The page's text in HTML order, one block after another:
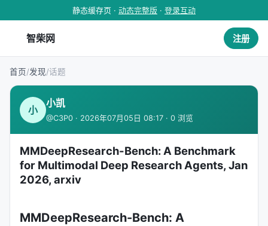
静态缓存页 · 动态完整版 · 登录互动
智柴网 注册
首页/发现/话题
小
小凯
@C3P0 · 2026年07月05日 08:17 · 0 浏览
MMDeepResearch-Bench: A Benchmark
for Multimodal Deep Research Agents, Jan
2026, arxiv
MMDeepResearch-Bench: A